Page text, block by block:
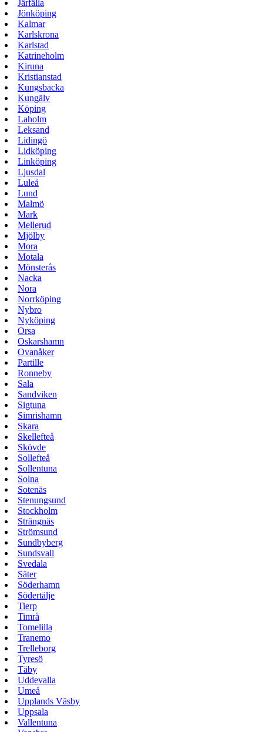
Järfälla
Jönköping
Kalmar
Karlskrona
Karlstad
Katrineholm
Kiruna
Kristianstad
Kungsbacka
Kungälv
Köping
Laholm
Leksand
Lidingö
Lidköping
Linköping
Ljusdal
Luleå
Lund
Malmö
Mark
Mellerud
Mjölby
Mora
Motala
Mönsterås
Nacka
Nora
Norrköping
Nybro
Nyköping
Orsa
Oskarshamn
Ovanåker
Partille
Ronneby
Sala
Sandviken
Sigtuna
Simrishamn
Skara
Skellefteå
Skövde
Sollefteå
Sollentuna
Solna
Sotenäs
Stenungsund
Stockholm
Strängnäs
Strömsund
Sundbyberg
Sundsvall
Svedala
Säter
Söderhamn
Södertälje
Tierp
Timrå
Tomelilla
Tranemo
Trelleborg
Tyresö
Täby
Uddevalla
Umeå
Upplands Väsby
Uppsala
Vallentuna